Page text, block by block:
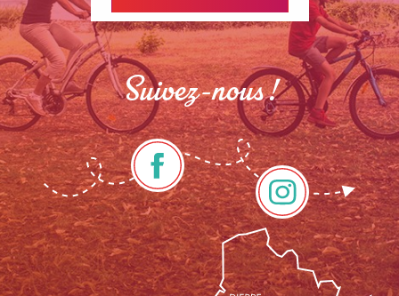
Description
Tarifs
Suivez-nous !